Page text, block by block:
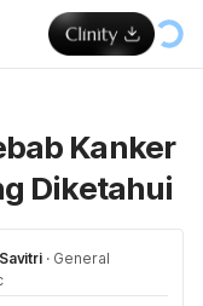
Kanker
Diketahui
· General